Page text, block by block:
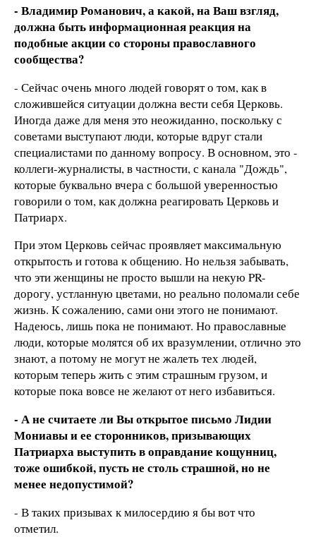
- Владимир Романович, а какой, на Ваш взгляд,
должна быть информационная реакция на
подобные акции со стороны православного
сообщества?
- Сейчас очень много людей говорят о том, как в
сложившейся ситуации должна вести себя Церковь.
Иногда даже для меня это неожиданно, поскольку с
советами выступают люди, которые вдруг стали
специалистами по данному вопросу. В основном, это -
коллеги-журналисты, в частности, с канала "Дождь",
которые буквально вчера с большой уверенностью
говорили о том, как должна реагировать Церковь и
Патриарх.
При этом Церковь сейчас проявляет максимальную
открытость и готова к общению. Но нельзя забывать,
что эти женщины не просто вышли на некую PR-
дорогу, устланную цветами, но реально поломали себе
жизнь. К сожалению, сами они этого не понимают.
Надеюсь, лишь пока не понимают. Но православные
люди, которые молятся об их вразумлении, отлично это
знают, а потому не могут не жалеть тех людей,
которым теперь жить с этим страшным грузом, и
которые пока вовсе не желают от него избавиться.
- А не считаете ли Вы открытое письмо Лидии
Мониавы и ее сторонников, призывающих
Патриарха выступить в оправдание кощунниц,
тоже ошибкой, пусть не столь страшной, но не
менее недопустимой?
- В таких призывах к милосердию я бы вот что
отметил.